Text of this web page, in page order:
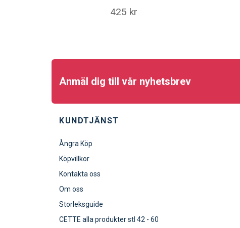
425 kr
Anmäl dig till vår nyhetsbrev
KUNDTJÄNST
Ångra Köp
Köpvillkor
Kontakta oss
Om oss
Storleksguide
CETTE alla produkter stl 42 - 60